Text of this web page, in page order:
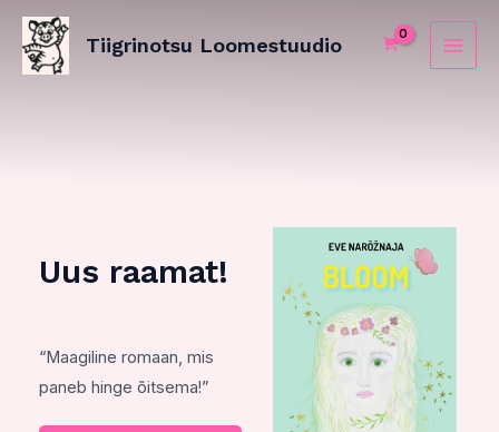
Skip
content
Tiigrinotsu Loomestuudio
Uus raamat!
“Maagiline romaan, mis
paneb hinge õitsema!”